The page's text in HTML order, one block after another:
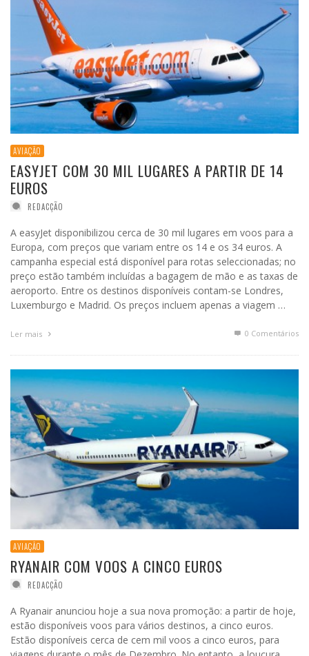
AVIAÇÃO
EASYJET COM 30 MIL LUGARES A PARTIR DE 14
EUROS
REDACÇÃO
A easyJet disponibilizou cerca de 30 mil lugares em voos para a
Europa, com preços que variam entre os 14 e os 34 euros. A
campanha especial está disponível para rotas seleccionadas; no
preço estão também incluídas a bagagem de mão e as taxas de
aeroporto. Entre os destinos disponíveis contam-se Londres,
Luxemburgo e Madrid. Os preços incluem apenas a viagem …
Ler mais 0 Comentários
AVIAÇÃO
RYANAIR COM VOOS A CINCO EUROS
REDACÇÃO
A Ryanair anunciou hoje a sua nova promoção: a partir de hoje,
estão disponíveis voos para vários destinos, a cinco euros.
Estão disponíveis cerca de cem mil voos a cinco euros, para